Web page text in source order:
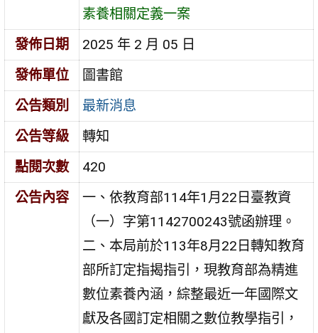
素養相關定義一案
發佈日期
2025 年 2 月 05 日
發佈單位
圖書館
公告類別
最新消息
公告等級
轉知
點閱次數
420
公告內容
一、依教育部114年1月22日臺教資
（一）字第1142700243號函辦理。
二、本局前於113年8月22日轉知教育
部所訂定指揭指引，現教育部為精進
數位素養內涵，綜整最近一年國際文
獻及各國訂定相關之數位教學指引，